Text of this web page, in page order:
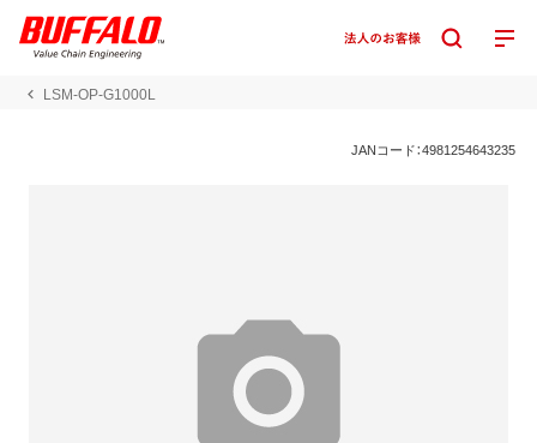
LSM-OP-G1000L
JANコード：4981254643235